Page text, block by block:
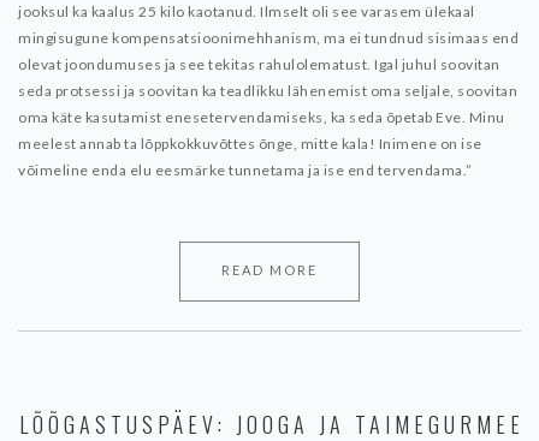
jooksul ka kaalus 25 kilo kaotanud. Ilmselt oli see varasem ülekaal
mingisugune kompensatsioonimehhanism, ma ei tundnud sisimaas end
olevat joondumuses ja see tekitas rahulolematust. Igal juhul soovitan
seda protsessi ja soovitan ka teadlikku lähenemist oma seljale, soovitan
oma käte kasutamist enesetervendamiseks, ka seda õpetab Eve. Minu
meelest annab ta lõppkokkuvõttes õnge, mitte kala! Inimene on ise
võimeline enda elu eesmärke tunnetama ja ise end tervendama.”
READ MORE
LÕÕGASTUSPÄEV: JOOGA JA TAIMEGURMEE